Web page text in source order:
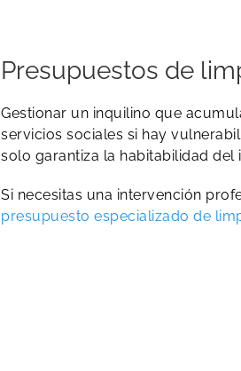
Presupuestos de
Gestionar un inquilino que
servicios sociales si hay
solo garantiza la habitabilidad
Si necesitas una intervención
presupuesto especializado de